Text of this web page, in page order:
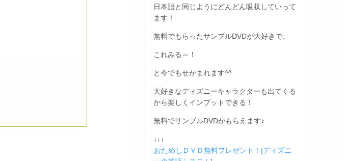
日本語と同じようにどんどん吸収していって
ます！
無料でもらったサンプルDVDが大好きで、
これみる～！
と今でもせがまれます^^
大好きなディズニーキャラクターも出てくる
から楽しくインプットできる！
無料でサンプルDVDがもらえます♪
↓↓↓
おためしＤＶＤ無料プレゼント！[ディズニ